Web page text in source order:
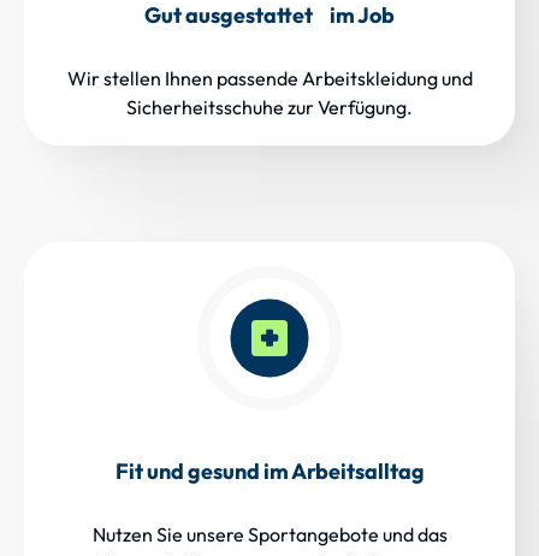
Gut ausgestattet im Job
Wir stellen Ihnen passende Arbeitskleidung und
Sicherheitsschuhe zur Verfügung.
Fit und gesund im Arbeitsalltag
Nutzen Sie unsere Sportangebote und das